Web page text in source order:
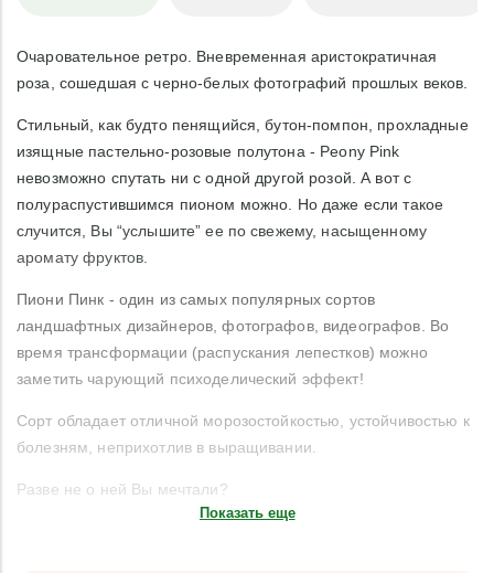
Очаровательное ретро. Вневременная аристократичная
роза, сошедшая с черно-белых фотографий прошлых веков.
Стильный, как будто пенящийся, бутон-помпон, прохладные
изящные пастельно-розовые полутона - Peony Pink
невозможно спутать ни с одной другой розой. А вот с
полураспустившимся пионом можно. Но даже если такое
случится, Вы “услышите” ее по свежему, насыщенному
аромату фруктов.
Пиони Пинк - один из самых популярных сортов
ландшафтных дизайнеров, фотографов, видеографов. Во
время трансформации (распускания лепестков) можно
заметить чарующий психоделический эффект!
Сорт обладает отличной морозостойкостью, устойчивостью к
болезням, неприхотлив в выращивании.
Разве не о ней Вы мечтали?
Показать еще